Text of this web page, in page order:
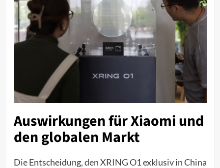
Auswirkungen für Xiaomi und
den globalen Markt
Die Entscheidung, den XRING O1 exklusiv in China